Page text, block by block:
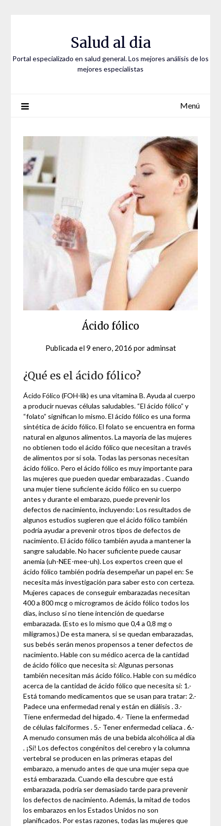
Salud al dia
Portal especializado en salud general. Los mejores análisis de los
mejores especialistas
Menú
Ácido fólico
Publicada el9 enero, 2016 poradminsat
¿Qué es el ácido fólico?
Ácido Fólico (FOH-lik) es una vitamina B. Ayuda al cuerpo
a producir nuevas células saludables. “El ácido fólico” y
“folato” significan lo mismo. El ácido fólico es una forma
sintética de ácido fólico. El folato se encuentra en forma
natural en algunos alimentos. La mayoría de las mujeres
no obtienen todo el ácido fólico que necesitan a través
de alimentos por sí sola. Todas las personas necesitan
ácido fólico. Pero el ácido fólico es muy importante para
las mujeres que pueden quedar embarazadas . Cuando
una mujer tiene suficiente ácido fólico en su cuerpo
antes y durante el embarazo, puede prevenir los
defectos de nacimiento, incluyendo: Los resultados de
algunos estudios sugieren que el ácido fólico también
podría ayudar a prevenir otros tipos de defectos de
nacimiento. El ácido fólico también ayuda a mantener la
sangre saludable. No hacer suficiente puede causar
anemia (uh-NEE-mee-uh). Los expertos creen que el
ácido fólico también podría desempeñar un papel en: Se
necesita más investigación para saber esto con certeza.
Mujeres capaces de conseguir embarazadas necesitan
400 a 800 mcg o microgramos de ácido fólico todos los
días, incluso si no tiene intención de quedarse
embarazada. (Esto es lo mismo que 0,4 a 0,8 mg o
miligramos.) De esta manera, si se quedan embarazadas,
sus bebés serán menos propensos a tener defectos de
nacimiento. Hable con su médico acerca de la cantidad
de ácido fólico que necesita si: Algunas personas
también necesitan más ácido fólico. Hable con su médico
acerca de la cantidad de ácido fólico que necesita si: 1.-
Está tomando medicamentos que se usan para tratar: 2.-
Padece una enfermedad renal y están en diálisis . 3.-
Tiene enfermedad del hígado. 4.- Tiene la enfermedad
de células falciformes . 5.- Tener enfermedad celíaca . 6.-
A menudo consumen más de una bebida alcohólica al día
. ¡Sí! Los defectos congénitos del cerebro y la columna
vertebral se producen en las primeras etapas del
embarazo, a menudo antes de que una mujer sepa que
está embarazada. Cuando ella descubre que está
embarazada, podría ser demasiado tarde para prevenir
los defectos de nacimiento. Además, la mitad de todos
los embarazos en los Estados Unidos no son
planificados. Por estas razones, todas las mujeres que